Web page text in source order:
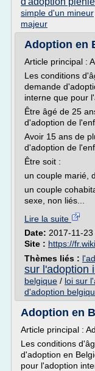
simple d'un mineur
majeur
Adoption en
Article principal :
Les conditions
demande
interne que pour
Être âgé de 25
d'adoption de
Avoir 15 ans de
d'adoption de
Être soit :
un couple marié,
un couple
sexe, non liés...
Lire la suite
Date: 2017-11-
Site : https://
Thèmes liés :
sur l'adoption
belgique / loi sur
d'adoption
Adoption en
Article principal :
Les conditions
d'adoption en
pour l'adoption